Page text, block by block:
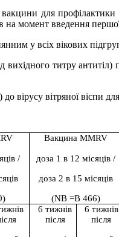
для
на момент введення
у всіх вікових
титру
вірусу вітряної віспи
/
Вакцина MMRV
доза 1 в 12 місяців /
доза 2 в 15 місяців
(NВ =В 466)
6 тижнів
після
6 тижнів
після